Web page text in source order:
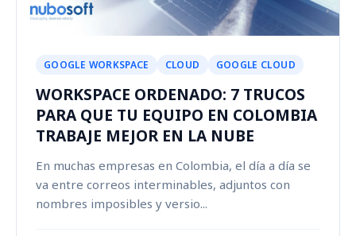
GOOGLE WORKSPACE CLOUD GOOGLE CLOUD
WORKSPACE ORDENADO: 7 TRUCOS
PARA QUE TU EQUIPO EN COLOMBIA
TRABAJE MEJOR EN LA NUBE
En muchas empresas en Colombia, el día a día se
va entre correos interminables, adjuntos con
nombres imposibles y versio...